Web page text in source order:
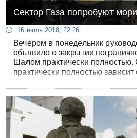
Сектор Газа попробуют
16 июля 2018, 22:26
Вечером в понедельник
объявило о закрытии
Шалом практически полностью.
практически полностью зависит